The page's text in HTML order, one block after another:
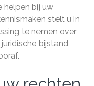
helpen bij uw
stelt u in
te nemen over
bijstand,